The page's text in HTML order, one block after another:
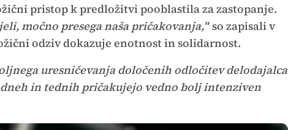
pristop k predložitvi pooblastila za zastopanje.
močno presega naša pričakovanja,"so zapisali v
odziv dokazuje enotnost in solidarnost.
uresničevanja določenih odločitev delodajalca
in tednih pričakujejo vedno bolj intenziven